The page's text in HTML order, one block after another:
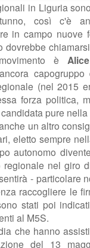
in Liguria
così c'è
in campo nuove
dovrebbe
è
(nel 2015
forza politica,
pure
un altro
eletto sempre
autonomo
nel giro
- particolare
raccogliere le
stati poi
al M5S.
che hanno
del 13